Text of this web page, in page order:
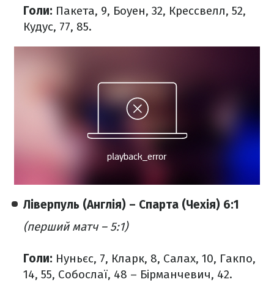
Голи: Пакета, 9, Боуен, 32, Крессвелл, 52,
Кудус, 77, 85.
Ліверпуль (Англія) – Спарта (Чехія) 6:1
(перший матч – 5:1)
Голи: Нуньєс, 7, Кларк, 8, Салах, 10, Гакпо,
14, 55, Собослаї, 48 – Бірманчевич, 42.